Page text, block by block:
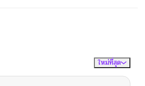
ใหม่ที่สุด